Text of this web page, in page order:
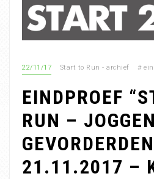
22/11/17 Start to Run - archief #
EINDPROEF
RUN –
21.11.2017 –